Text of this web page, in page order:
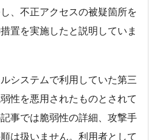
、不正アクセスの被疑箇所を
置を実施したと説明していま
システムで利用していた第三
性を悪用されたものとされて
事では脆弱性の詳細、攻撃手
は扱いません。利用者として